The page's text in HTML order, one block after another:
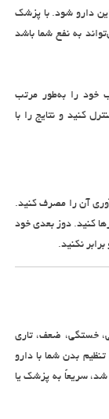
دارو شود. با پزشک
به نفع شما باشد
خود را به‌طور مرتب
کنید و نتایج را با
آن را مصرف کنید.
کنید. دوز بعدی خود
نکنید.
خستگی، ضعف، تاری
بدن شما با دارو
شد، سریعاً به پزشک یا